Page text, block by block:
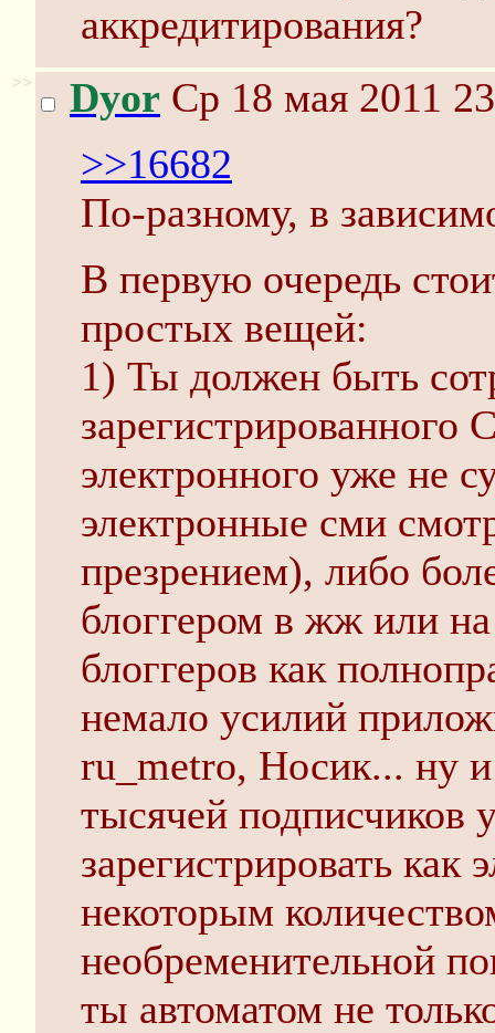
аккредитирования?
>> Dyor Ср 18 мая 2011
>>16682
По-разному, в
В первую очередь
простых вещей:
1) Ты должен быть
электронного уже не
электронные сми
презрением), либо
блоггером в жж или
блоггеров как
немало усилий
ru_metro, Носик... ну
тысячей подписчиков
зарегистрировать
некоторым
необременительной
ты автоматом не